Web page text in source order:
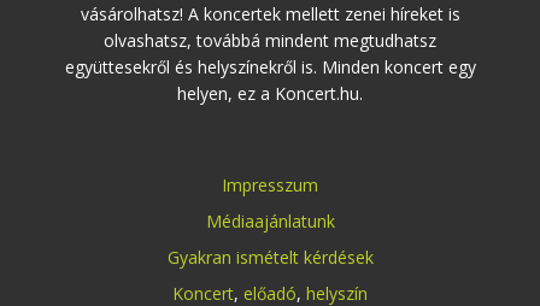
vásárolhatsz! A koncertek mellett zenei híreket is
olvashatsz, továbbá mindent megtudhatsz
együttesekről és helyszínekről is. Minden koncert egy
helyen, ez a Koncert.hu.
Impresszum
Médiaajánlatunk
Gyakran ismételt kérdések
Koncert, előadó, helyszín